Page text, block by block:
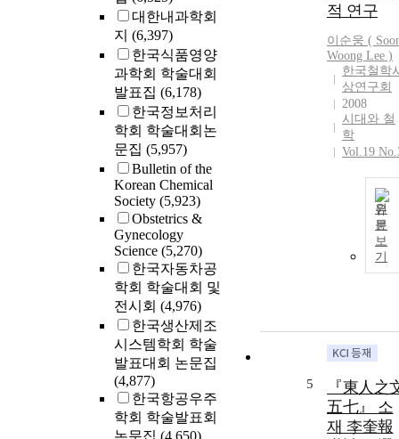
대한내과학회
지 (6,397)
한국식품영양
과학회 학술대회
발표집 (6,178)
한국정보처리
학회 학술대회논
문집 (5,957)
Bulletin of the
Korean Chemical
Society (5,923)
Obstetrics &
Gynecology
Science (5,270)
한국자동차공
학회 학술대회 및
전시회 (4,976)
한국생산제조
시스템학회 학술
발표대회 논문집
(4,877)
한국항공우주
학회 학술발표회
적 연구
이순웅 (
Woong Lee )
한국철학
상연구회
2008
시대와 철
학
Vol.19
원
문
보
기
5
『東人之
五七』 소
재 李奎報